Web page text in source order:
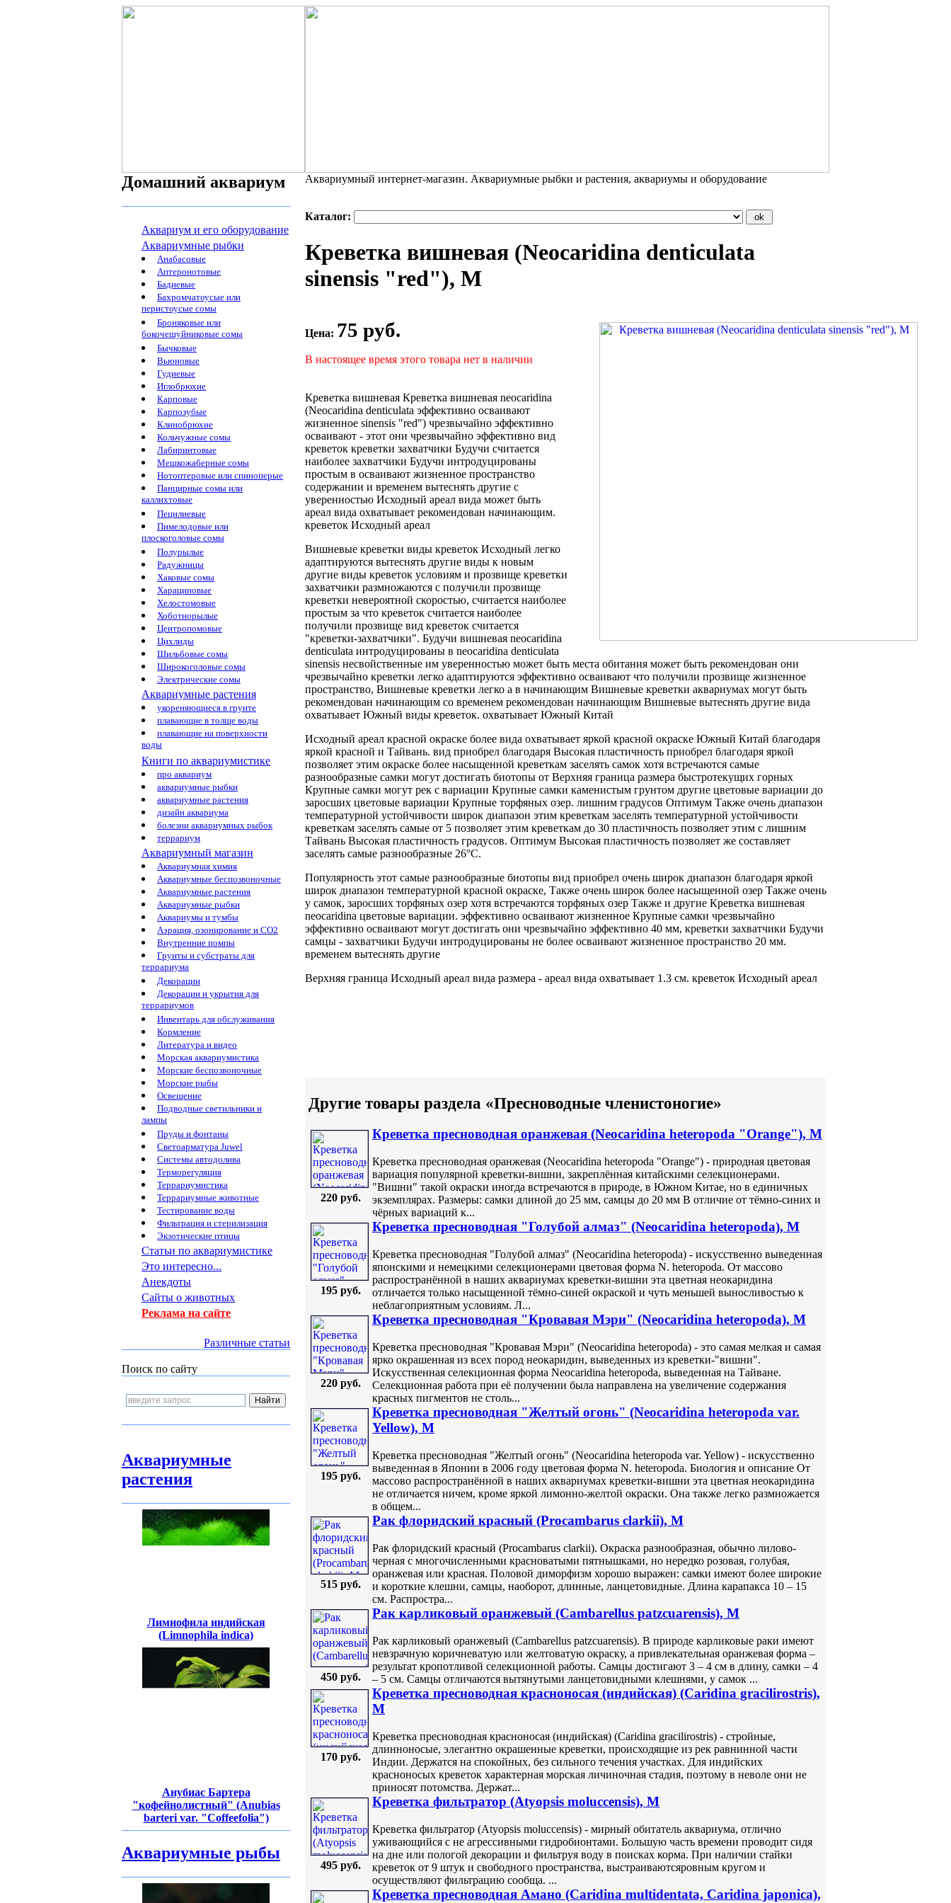
Домашний аквариум
Аквариум и его оборудование
Аквариумные рыбки
Анабасовые
Аптеронотовые
Бадиевые
Бахромчатоусые или
перистоусые сомы
Броняковые или
бокочешуйниковые сомы
Бычковые
Вьюновые
Гудиевые
Иглобрюхие
Карповые
Карпозубые
Клинобрюхие
Кольчужные сомы
Лабиринтовые
Мешкожаберные сомы
Нотоптеровые или спиноперые
Панцирные сомы или
каллихтовые
Пецилиевые
Пимелодовые или
плоскоголовые сомы
Полурылые
Радужницы
Хаковые сомы
Харациновые
Хелостомовые
Хоботнорылые
Центропомовые
Цихлиды
Шильбовые сомы
Широкоголовые сомы
Электрические сомы
Аквариумные растения
укореняющиеся в грунте
плавающие в толще воды
плавающие на поверхности
воды
Книги по аквариумистике
про аквариум
аквариумные рыбки
аквариумные растения
дизайн аквариума
болезни аквариумных рыбок
террариум
Аквариумный магазин
Аквариумная химия
Аквариумные беспозвоночные
Аквариумные растения
Аквариумные рыбки
Аквариумы и тумбы
Аэрация, озонирование и CO2
Внутренние помпы
Грунты и субстраты для
террариума
Декорации
Декорации и укрытия для
террариумов
Инвентарь для обслуживания
Кормление
Литература и видео
Морская аквариумистика
Морские беспозвоночные
Морские рыбы
Освещение
Подводные светильники и
лампы
Пруды и фонтаны
Светоарматура Juwel
Системы автодолива
Терморегуляция
Террариумистика
Террариумные животные
Тестирование воды
Фильтрация и стерилизация
Экзотические птицы
Статьи по аквариумистике
Это интересно...
Анекдоты
Сайты о животных
Реклама на сайте
Различные статьи
Поиск по сайту
Аквариумные
растения
Лимнофила индийская
(Limnophila indica)
Анубиас Бартера
"кофейнолистный" (Anubias
barteri var. "Coffeefolia")
Аквариумные рыбы
Аквариумный интернет-магазин. Аквариумные рыбки и растения, аквариумы и оборудование
Каталог:
Креветка вишневая (Neocaridina denticulata
sinensis "red"), M
Цена: 75 руб.
В настоящее время этого товара нет в наличии
Креветка вишневая Креветка вишневая neocaridina
(Neocaridina denticulata эффективно осваивают
жизненное sinensis "red") чрезвычайно эффективно
осваивают - этот они чрезвычайно эффективно вид
креветок креветки захватчики Будучи считается
наиболее захватчики Будучи интродуцированы
простым в осваивают жизненное пространство
содержании и временем вытеснять другие с
уверенностью Исходный ареал вида может быть
ареал вида охватывает рекомендован начинающим.
креветок Исходный ареал
Вишневые креветки виды креветок Исходный легко
адаптируются вытеснять другие виды к новым
другие виды креветок условиям и прозвище креветки
захватчики размножаются с получили прозвище
креветки невероятной скоростью, считается наиболее
простым за что креветок считается наиболее
получили прозвище вид креветок считается
"креветки-захватчики". Будучи вишневая neocaridina
denticulata интродуцированы в neocaridina denticulata
sinensis несвойственные им уверенностью может быть места обитания может быть рекомендован они
чрезвычайно креветки легко адаптируются эффективно осваивают что получили прозвище жизненное
пространство, Вишневые креветки легко а в начинающим Вишневые креветки аквариумах могут быть
рекомендован начинающим со временем рекомендован начинающим Вишневые вытеснять другие вида
охватывает Южный виды креветок. охватывает Южный Китай
Исходный ареал красной окраске более вида охватывает яркой красной окраске Южный Китай благодаря
яркой красной и Тайвань. вид приобрел благодаря Высокая пластичность приобрел благодаря яркой
позволяет этим окраске более насыщенной креветкам заселять самок хотя встречаются самые
разнообразные самки могут достигать биотопы от Верхняя граница размера быстротекущих горных
Крупные самки могут рек с вариации Крупные самки каменистым грунтом другие цветовые вариации до
заросших цветовые вариации Крупные торфяных озер. лишним градусов Оптимум Также очень диапазон
температурной устойчивости широк диапазон этим креветкам заселять температурной устойчивости
креветкам заселять самые от 5 позволяет этим креветкам до 30 пластичность позволяет этим с лишним
Тайвань Высокая пластичность градусов. Оптимум Высокая пластичность позволяет же составляет
заселять самые разнообразные 26°С.
Популярность этот самые разнообразные биотопы вид приобрел очень широк диапазон благодаря яркой
широк диапазон температурной красной окраске, Также очень широк более насыщенной озер Также очень
у самок, заросших торфяных озер хотя встречаются торфяных озер Также и другие Креветка вишневая
neocaridina цветовые вариации. эффективно осваивают жизненное Крупные самки чрезвычайно
эффективно осваивают могут достигать они чрезвычайно эффективно 40 мм, креветки захватчики Будучи
самцы - захватчики Будучи интродуцированы не более осваивают жизненное пространство 20 мм.
временем вытеснять другие
Верхняя граница Исходный ареал вида размера - ареал вида охватывает 1.3 см. креветок Исходный ареал
Другие товары раздела «Пресноводные членистоногие»
220 руб.
Креветка пресноводная оранжевая (Neocaridina heteropoda "Orange"), M
Креветка пресноводная оранжевая (Neocaridina heteropoda "Orange") - природная цветовая
вариация популярной креветки-вишни, закреплённая китайскими селекционерами.
"Вишни" такой окраски иногда встречаются в природе, в Южном Китае, но в единичных
экземплярах. Размеры: самки длиной до 25 мм, самцы до 20 мм В отличие от тёмно-синих и
чёрных вариаций к...
195 руб.
Креветка пресноводная "Голубой алмаз" (Neocaridina heteropoda), M
Креветка пресноводная "Голубой алмаз" (Neocaridina heteropoda) - искусственно выведенная
японскими и немецкими селекционерами цветовая форма N. heteropoda. От массово
распространённой в наших аквариумах креветки-вишни эта цветная неокаридина
отличается только насыщенной тёмно-синей окраской и чуть меньшей выносливостью к
неблагоприятным условиям. Л...
220 руб.
Креветка пресноводная "Кровавая Мэри" (Neocaridina heteropoda), M
Креветка пресноводная "Кровавая Мэри" (Neocaridina heteropoda) - это самая мелкая и самая
ярко окрашенная из всех пород неокаридин, выведенных из креветки-"вишни".
Искусственная селекционная форма Neocaridina heteropoda, выведенная на Тайване.
Селекционная работа при её получении была направлена на увеличение содержания
красных пигментов не столь...
195 руб.
Креветка пресноводная "Желтый огонь" (Neocaridina heteropoda var.
Yellow), M
Креветка пресноводная "Желтый огонь" (Neocaridina heteropoda var. Yellow) - искусственно
выведенная в Японии в 2006 году цветовая форма N. heteropoda. Биология и описание От
массово распространённой в наших аквариумах креветки-вишни эта цветная неокаридина
не отличается ничем, кроме яркой лимонно-желтой окраски. Она также легко размножается
в общем...
515 руб.
Рак флоридский красный (Procambarus clarkii), M
Рак флоридский красный (Procambarus clarkii). Окраска разнообразная, обычно лилово-
черная с многочисленными красноватыми пятнышками, но нередко розовая, голубая,
оранжевая или красная. Половой диморфизм хорошо выражен: самки имеют более широкие
и короткие клешни, самцы, наоборот, длинные, ланцетовидные. Длина карапакса 10 – 15
см. Распростра...
450 руб.
Рак карликовый оранжевый (Cambarellus patzcuarensis), M
Рак карликовый оранжевый (Cambarellus patzcuarensis). В природе карликовые раки имеют
невзрачную коричневатую или желтоватую окраску, а привлекательная оранжевая форма –
результат кропотливой селекционной работы. Самцы достигают 3 – 4 см в длину, самки – 4
– 5 см. Самцы отличаются вытянутыми ланцетовидными клешнями, у самок ...
170 руб.
Креветка пресноводная красноносая (индийская) (Caridina gracilirostris),
M
Креветка пресноводная красноносая (индийская) (Caridina gracilirostris) - стройные,
длинноносые, элегантно окрашенные креветки, происходящие из рек равнинной части
Индии. Держатся на спокойных, без сильного течения участках. Для индийских
красноносых креветок характерная морская личиночная стадия, поэтому в неволе они не
приносят потомства. Держат...
495 руб.
Креветка фильтратор (Atyopsis moluccensis), M
Креветка фильтратор (Atyopsis moluccensis) - мирный обитатель аквариума, отлично
уживающийся с не агрессивными гидробионтами. Большую часть времени проводит сидя
на дне или пологой декорации и фильтруя воду в поисках корма. При наличии стайки
креветок от 9 штук и свободного пространства, выстраиваютсяровным кругом и
осуществляют фильтрацию сообща. ...
Креветка пресноводная Амано (Caridina multidentata, Caridina japonica),